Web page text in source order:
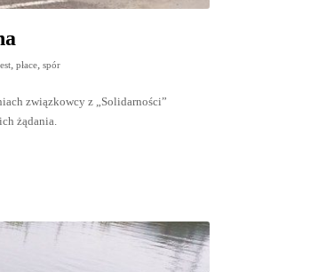
,płace ,spór
związkowcy z „Solidarności”
żądania.